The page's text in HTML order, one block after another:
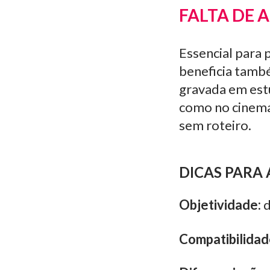
FALTA DE
Essencial para
beneficia
gravada em
como no
sem roteiro.
DICAS PARA
Objetividade: